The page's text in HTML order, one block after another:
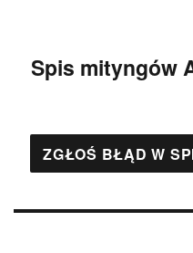
Spis mityngów
ZGŁOŚ BŁĄD W